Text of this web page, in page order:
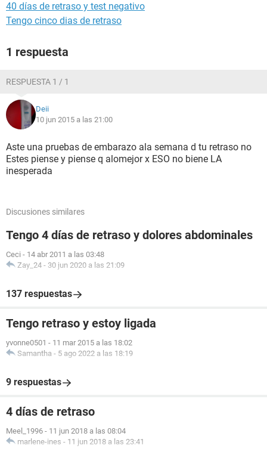
40 días de retraso y test negativo
Tengo cinco dias de retraso
1 respuesta
RESPUESTA 1 / 1
Deii
10 jun 2015 a las 21:00
Aste una pruebas de embarazo ala semana d tu retraso no
Estes piense y piense q alomejor x ESO no biene LA
inesperada
Discusiones similares
Tengo 4 días de retraso y dolores abdominales
Ceci - 14 abr 2011 a las 03:48
Zay_24 - 30 jun 2020 a las 21:09
137 respuestas
Tengo retraso y estoy ligada
yvonne0501 - 11 mar 2015 a las 18:02
Samantha - 5 ago 2022 a las 18:19
9 respuestas
4 días de retraso
Meel_1996 - 11 jun 2018 a las 08:04
marlene-ines - 11 jun 2018 a las 23:41